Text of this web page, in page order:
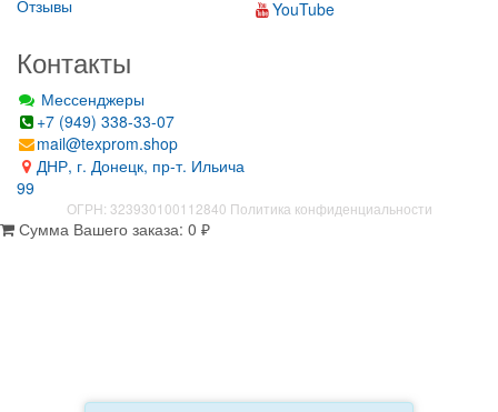
Отзывы
YouTube
Контакты
Мессенджеры
+7 (949) 338-33-07
mail@texprom.shop
ДНР, г. Донецк, пр-т. Ильича
99
ОГРН: 323930100112840 Политика конфиденциальности
Сумма Вашего заказа: 0 ₽